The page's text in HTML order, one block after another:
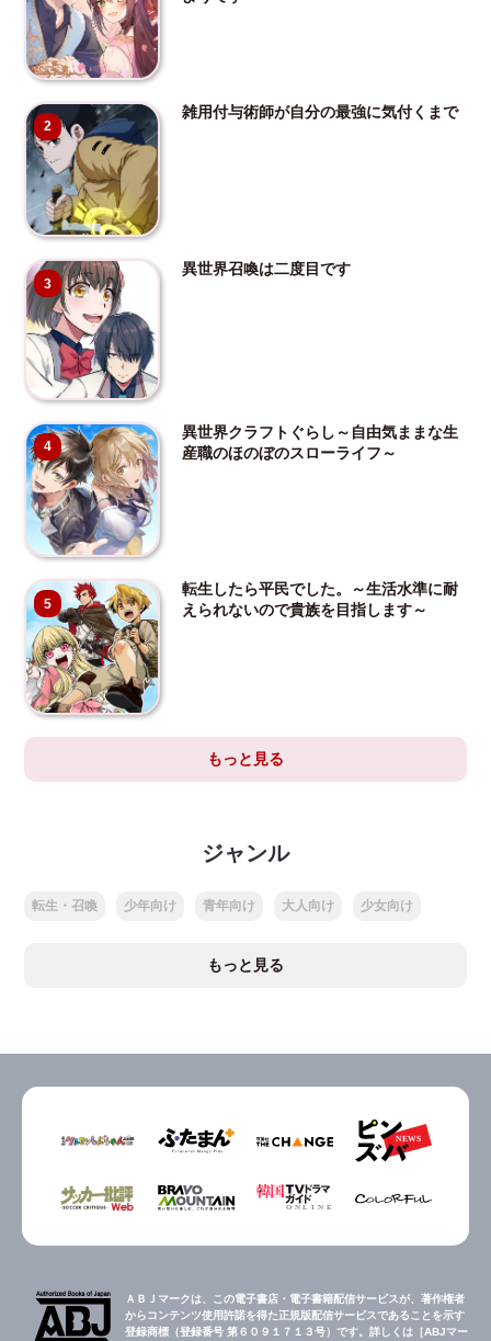
2
雑用付与術師が自分の最強に気付くまで
3
異世界召喚は二度目です
4
異世界クラフトぐらし～自由気ままな生
産職のほのぼのスローライフ～
5
転生したら平民でした。～生活水準に耐
えられないので貴族を目指します～
もっと見る
ジャンル
転生・召喚 少年向け 青年向け 大人向け 少女向け
もっと見る
ＡＢＪマークは、この電子書店・電子書籍配信サービスが、著作権者
からコンテンツ使用許諾を得た正規版配信サービスであることを示す
登録商標（登録番号 第６０９１７１３号）です。詳しくは［ABJマー